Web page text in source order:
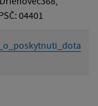
04401